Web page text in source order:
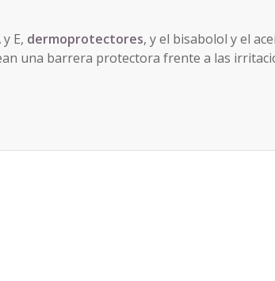
E, dermoprotectores, y el bisabolol y el
una barrera protectora frente a las